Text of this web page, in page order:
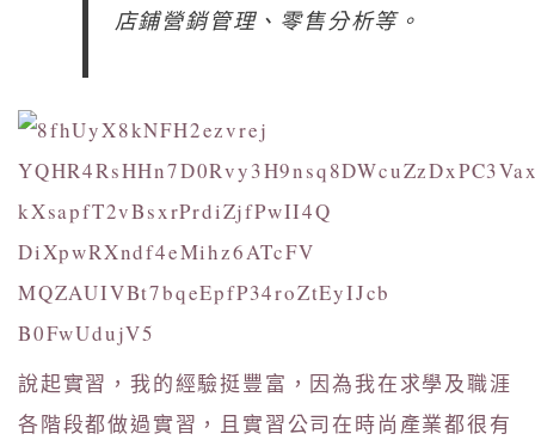
店鋪營銷管理、零售分析等。
說起實習，我的經驗挺豐富，因為我在求學及職涯
各階段都做過實習，且實習公司在時尚產業都很有